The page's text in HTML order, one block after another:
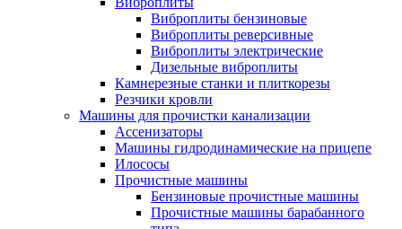
Виброплиты бензиновые
Виброплиты реверсивные
Виброплиты электрические
Дизельные виброплиты
Камнерезные станки и плиткорезы
Резчики кровли
Машины для прочистки канализации
Ассенизаторы
Машины гидродинамические на прицепе
Илососы
Прочистные машины
Бензиновые прочистные машины
Прочистные машины барабанного